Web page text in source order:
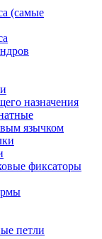
(самые
назначения
язычком
фиксаторы
петли